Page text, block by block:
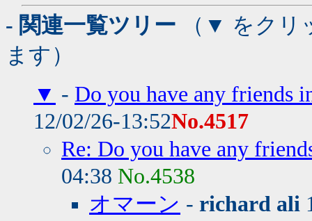
- 関連一覧ツリー （▼ をクリ
ます）
▼ - Do you have any friends
12/02/26-13:52No.4517
Re: Do you have any
04:38 No.4538
オマーン - richard ali